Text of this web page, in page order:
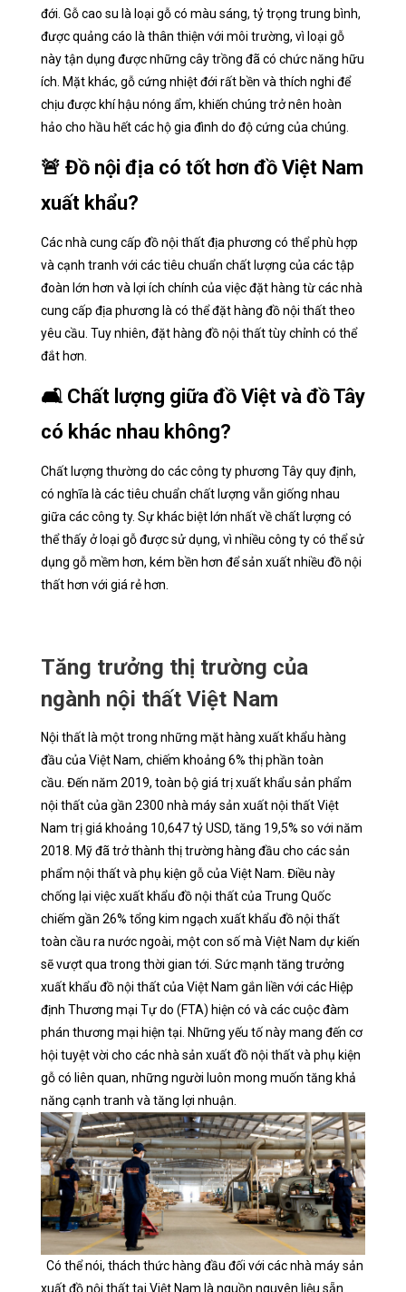
đới. Gỗ cao su là loại gỗ có màu sáng, tỷ trọng trung bình,
được quảng cáo là thân thiện với môi trường, vì loại gỗ
này tận dụng được những cây trồng đã có chức năng hữu
ích. Mặt khác, gỗ cứng nhiệt đới rất bền và thích nghi để
chịu được khí hậu nóng ẩm, khiến chúng trở nên hoàn
hảo cho hầu hết các hộ gia đình do độ cứng của chúng.
🚨 Đồ nội địa có tốt hơn đồ Việt Nam
xuất khẩu?
Các nhà cung cấp đồ nội thất địa phương có thể phù hợp
và cạnh tranh với các tiêu chuẩn chất lượng của các tập
đoàn lớn hơn và lợi ích chính của việc đặt hàng từ các nhà
cung cấp địa phương là có thể đặt hàng đồ nội thất theo
yêu cầu. Tuy nhiên, đặt hàng đồ nội thất tùy chỉnh có thể
đắt hơn.
🛋️ Chất lượng giữa đồ Việt và đồ Tây
có khác nhau không?
Chất lượng thường do các công ty phương Tây quy định,
có nghĩa là các tiêu chuẩn chất lượng vẫn giống nhau
giữa các công ty. Sự khác biệt lớn nhất về chất lượng có
thể thấy ở loại gỗ được sử dụng, vì nhiều công ty có thể sử
dụng gỗ mềm hơn, kém bền hơn để sản xuất nhiều đồ nội
thất hơn với giá rẻ hơn.
Tăng trưởng thị trường của
ngành nội thất Việt Nam
Nội thất là một trong những mặt hàng xuất khẩu hàng
đầu của Việt Nam, chiếm khoảng 6% thị phần toàn
cầu. Đến năm 2019, toàn bộ giá trị xuất khẩu sản phẩm
nội thất của gần 2300 nhà máy sản xuất nội thất Việt
Nam trị giá khoảng 10,647 tỷ USD, tăng 19,5% so với năm
2018. Mỹ đã trở thành thị trường hàng đầu cho các sản
phẩm nội thất và phụ kiện gỗ của Việt Nam. Điều này
chống lại việc xuất khẩu đồ nội thất của Trung Quốc
chiếm gần 26% tổng kim ngạch xuất khẩu đồ nội thất
toàn cầu ra nước ngoài, một con số mà Việt Nam dự kiến ​​
sẽ vượt qua trong thời gian tới. Sức mạnh tăng trưởng
xuất khẩu đồ nội thất của Việt Nam gắn liền với các Hiệp
định Thương mại Tự do (FTA) hiện có và các cuộc đàm
phán thương mại hiện tại. Những yếu tố này mang đến cơ
hội tuyệt vời cho các nhà sản xuất đồ nội thất và phụ kiện
gỗ có liên quan, những người luôn mong muốn tăng khả
năng cạnh tranh và tăng lợi nhuận.
Có thể nói, thách thức hàng đầu đối với các nhà máy sản
xuất đồ nội thất tại Việt Nam là nguồn nguyên liệu sẵn